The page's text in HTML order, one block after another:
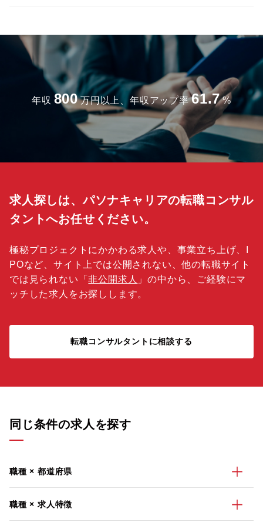
年収 800 万円以上、年収アップ率 61.7 %
求人探しは、パソナキャリアの転職コンサル
タントへお任せください。
極秘プロジェクトにかかわる求人や、事業立ち上げ、I
POなど、サイト上では公開されない、他の転職サイト
では見られない「非公開求人 」の中から、ご経験にマ
ッチした求人をお探しします。
転職コンサルタントに相談する
同じ条件の求人を探す
職種 × 都道府県
職種 × 求人特徴